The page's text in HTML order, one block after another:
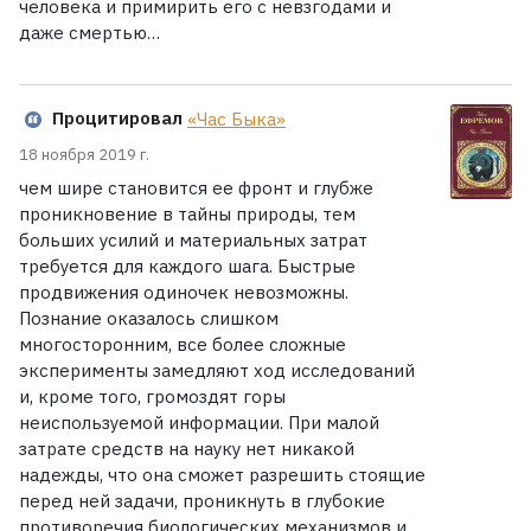
человека и примирить его с невзгодами и
даже смертью…
Процитировал «Час Быка»
18 ноября 2019 г.
чем шире становится ее фронт и глубже
проникновение в тайны природы, тем
больших усилий и материальных затрат
требуется для каждого шага. Быстрые
продвижения одиночек невозможны.
Познание оказалось слишком
многосторонним, все более сложные
эксперименты замедляют ход исследований
и, кроме того, громоздят горы
неиспользуемой информации. При малой
затрате средств на науку нет никакой
надежды, что она сможет разрешить стоящие
перед ней задачи, проникнуть в глубокие
противоречия биологических механизмов и